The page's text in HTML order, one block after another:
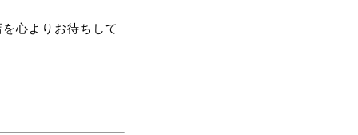
心よりお待ちして